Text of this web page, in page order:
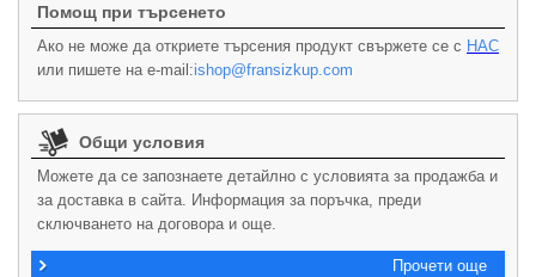
Помощ при търсенето
Ако не може да откриете търсения продукт свържете се с НАС
или пишете на e-mail:ishop@fransizkup.com
Общи условия
Можете да се запознаете детайлно с условията за продажба и
за доставка в сайта. Информация за поръчка, преди
сключването на договора и още.
Прочети още